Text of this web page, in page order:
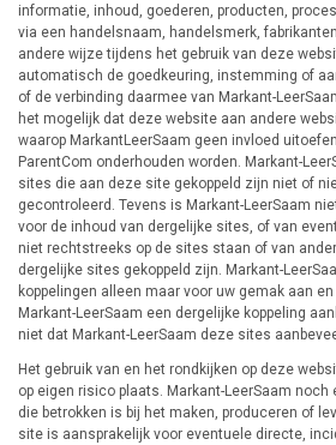
informatie, inhoud, goederen, producten,
via een handelsnaam, handelsmerk,
andere wijze tijdens het gebruik van deze
automatisch de goedkeuring, instemming of
of de verbinding daarmee van Markant-
het mogelijk dat deze website aan andere
waarop MarkantLeerSaam geen invloed
ParentCom onderhouden worden. Markant-
sites die aan deze site gekoppeld zijn niet of
gecontroleerd. Tevens is Markant-LeerSaam
voor de inhoud van dergelijke sites, of van
niet rechtstreeks op de sites staan of van
dergelijke sites gekoppeld zijn. Markant-
koppelingen alleen maar voor uw gemak aan
Markant-LeerSaam een dergelijke koppeling
niet dat Markant-LeerSaam deze sites
Het gebruik van en het rondkijken op deze
op eigen risico plaats. Markant-LeerSaam noch
die betrokken is bij het maken, produceren of
site is aansprakelijk voor eventuele directe,